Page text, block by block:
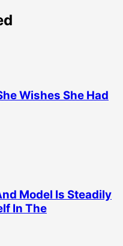
Wishes She Had
Model Is Steadily
In The